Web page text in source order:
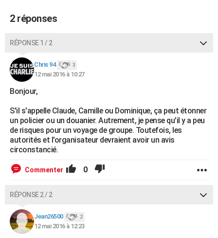
CARTE DE VOEUX
COPAINS D'AVANT
S'inscrire
Se connecter
Lycées
Collèges
Primaires
Universités
Entreprises
Service militaire
Avis de recherche
AVIS DE DÉCÈS
FORUM
Bricolage
Lifestyle
Culture
Sport
Auto
Television
Voyage
Cinema
2 réponses
RÉPONSE 1 / 2
Chris 94 3
12 mai 2016 à 10:27
Bonjour,
S'il s'appelle Claude, Camille ou Dominique, ça peut étonner
un policier ou un douanier. Autrement, je pense qu'il y a peu
de risques pour un voyage de groupe. Toutefois, les
autorités et l'organisateur devraient avoir un avis
circonstancié.
Commenter 0
RÉPONSE 2 / 2
Jean26500 2
12 mai 2016 à 12:23